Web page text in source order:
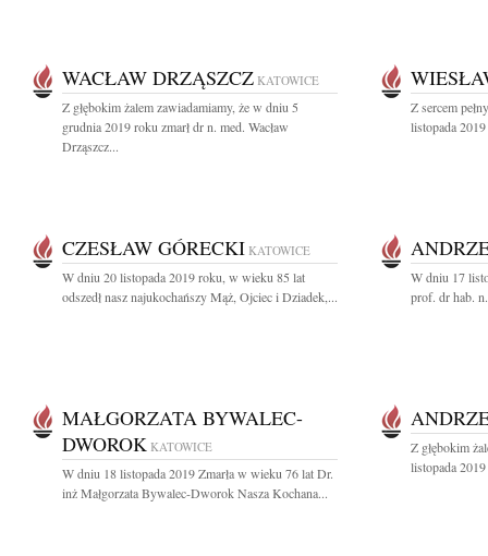
WACŁAW DRZĄSZCZ KATOWICE
Z głębokim żalem zawiadamiamy, że w dniu 5
grudnia 2019 roku zmarł dr n. med. Wacław
Drząszcz...
Z sercem
listopada
CZESŁAW GÓRECKI KATOWICE
W dniu 20 listopada 2019 roku, w wieku 85 lat
odszedł nasz najukochańszy Mąż, Ojciec i Dziadek,...
W dniu 17
prof. dr hab.
MAŁGORZATA BYWALEC-
DWOROK KATOWICE
W dniu 18 listopada 2019 Zmarła w wieku 76 lat Dr.
inż Małgorzata Bywalec-Dworok Nasza Kochana...
Z głębokim
listopada